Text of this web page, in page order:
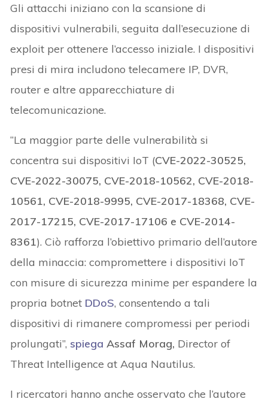
Gli attacchi iniziano con la scansione di
dispositivi vulnerabili, seguita dall’esecuzione di
exploit per ottenere l’accesso iniziale. I dispositivi
presi di mira includono telecamere IP, DVR,
router e altre apparecchiature di
telecomunicazione.
“La maggior parte delle vulnerabilità si
concentra sui dispositivi IoT (CVE-2022-30525,
CVE-2022-30075, CVE-2018-10562, CVE-2018-
10561, CVE-2018-9995, CVE-2017-18368, CVE-
2017-17215, CVE-2017-17106 e CVE-2014-
8361). Ciò rafforza l’obiettivo primario dell’autore
della minaccia: compromettere i dispositivi IoT
con misure di sicurezza minime per espandere la
propria botnet DDoS, consentendo a tali
dispositivi di rimanere compromessi per periodi
prolungati”, spiega Assaf Morag, Director of
Threat Intelligence at Aqua Nautilus.
I ricercatori hanno anche osservato che l’autore